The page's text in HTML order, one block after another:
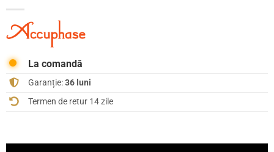
La comandă
Garanție:36 luni
Termen de retur 14 zile